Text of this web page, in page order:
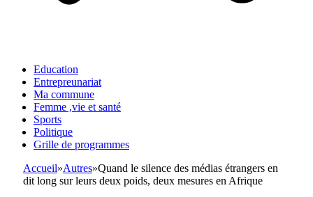
Education
Entrepreunariat
Ma commune
Femme ,vie et santé
Sports
Politique
Grille de programmes
Accueil»Autres»Quand le silence des médias étrangers en
dit long sur leurs deux poids, deux mesures en Afrique